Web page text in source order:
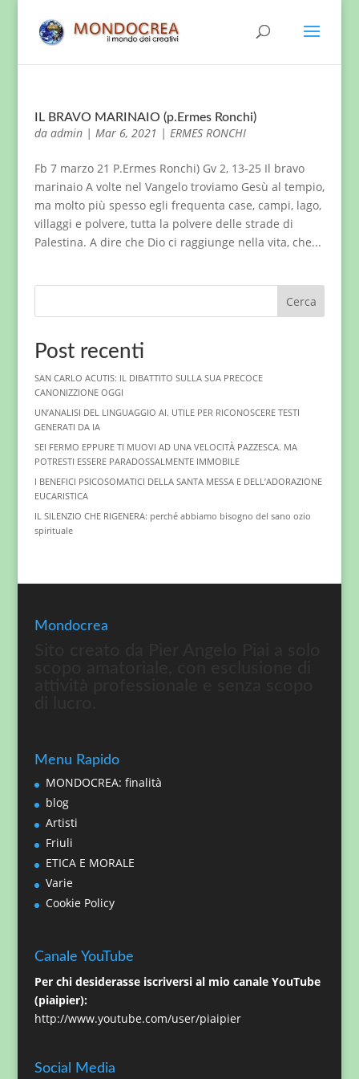
IL BRAVO MARINAIO (p.Ermes Ronchi)
da admin| Mar 6, 2021 | ERMES RONCHI
Fb 7 marzo 21 P.Ermes Ronchi) Gv 2, 13-25 Il bravo
marinaio A volte nel Vangelo troviamo Gesù al tempio,
ma molto più spesso egli frequenta case, campi, lago,
villaggi e polvere, tutta la polvere delle strade di
Palestina. A dire che Dio ci raggiunge nella vita, che...
Cerca
Post recenti
SAN CARLO ACUTIS: IL DIBATTITO SULLA SUA PRECOCE
CANONIZZIONE OGGI
UN’ANALISI DEL LINGUAGGIO AI. UTILE PER RICONOSCERE TESTI
GENERATI DA IA
SEI FERMO EPPURE TI MUOVI AD UNA VELOCITÀ PAZZESCA. MA
POTRESTI ESSERE PARADOSSALMENTE IMMOBILE
I BENEFICI PSICOSOMATICI DELLA SANTA MESSA E DELL’ADORAZIONE
EUCARISTICA
IL SILENZIO CHE RIGENERA: perché abbiamo bisogno del sano ozio
spirituale
Mondocrea
Menu Rapido
MONDOCREA: finalità
blog
Artisti
Friuli
ETICA E MORALE
Varie
Cookie Policy
Canale YouTube
Per chi desiderasse iscriversi al mio canale YouTube
(piaipier):
http://www.youtube.com/user/piaipier
Social Media